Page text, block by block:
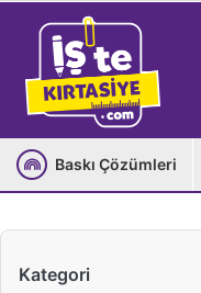
Baskı Çözümleri
Kategori